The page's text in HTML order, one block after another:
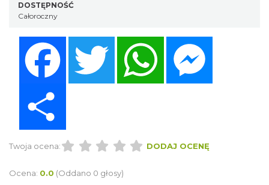
DOSTĘPNOŚĆ
Całoroczny
Twitter WhatsApp
Twoja ocena: DODAJ OCENĘ
Ocena: 0.0 (Oddano 0 głosy)